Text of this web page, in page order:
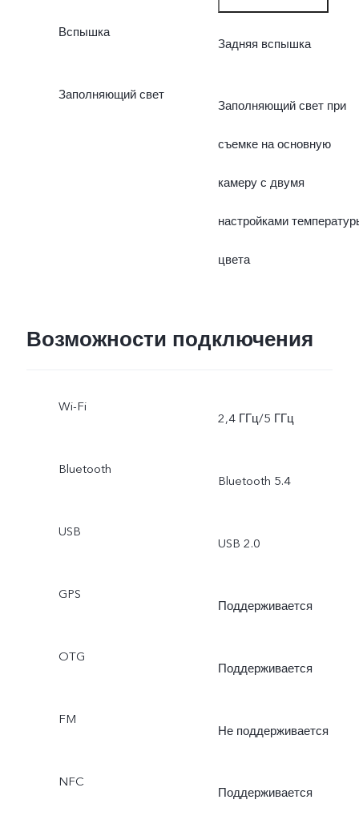
(широкоугольная камера
Вспышка
Задняя вспышка
Заполняющий свет
Заполняющий свет при
съемке на основную
камеру с двумя
настройками
цвета
Возможности подключения
Wi-Fi
2,4 ГГц/5 ГГц
Bluetooth
Bluetooth 5.4
USB
USB 2.0
GPS
Поддерживается
OTG
Поддерживается
FM
Не поддерживается
NFC
Поддерживается